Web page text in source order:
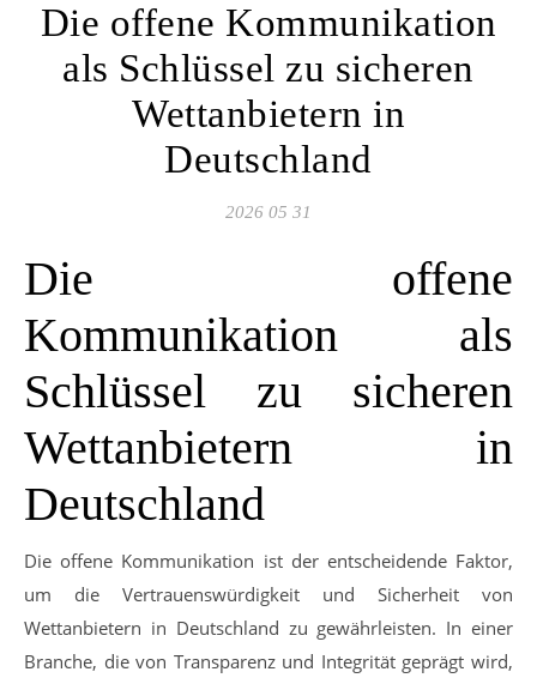
Die offene Kommunikation
als Schlüssel zu sicheren
Wettanbietern in
Deutschland
2026 05 31
Die offene
Kommunikation als
Schlüssel zu sicheren
Wettanbietern in
Deutschland
Die offene Kommunikation ist der entscheidende Faktor,
um die Vertrauenswürdigkeit und Sicherheit von
Wettanbietern in Deutschland zu gewährleisten. In einer
Branche, die von Transparenz und Integrität geprägt wird,